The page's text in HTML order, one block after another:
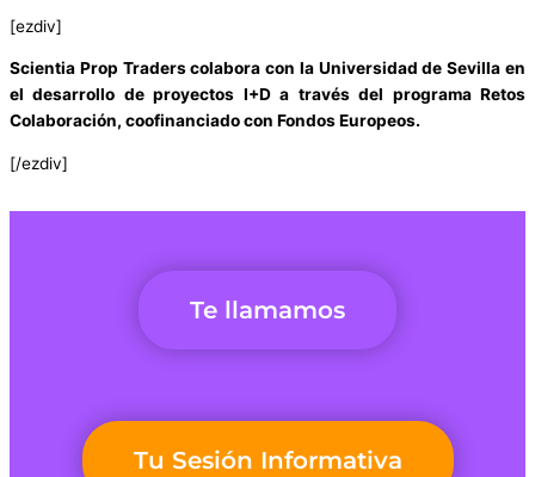
[ezdiv]
Scientia Prop Traders colabora con la Universidad de Sevilla en
el desarrollo de proyectos I+D a través del programa Retos
Colaboración, coofinanciado con Fondos Europeos.
[/ezdiv]
Te llamamos
Tu Sesión Informativa